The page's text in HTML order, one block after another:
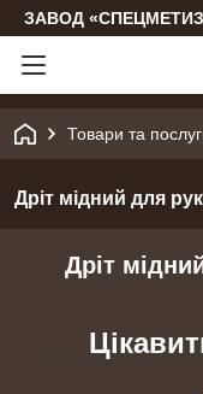
ЗАВОД
Товари та
Дріт мідний для
Дріт